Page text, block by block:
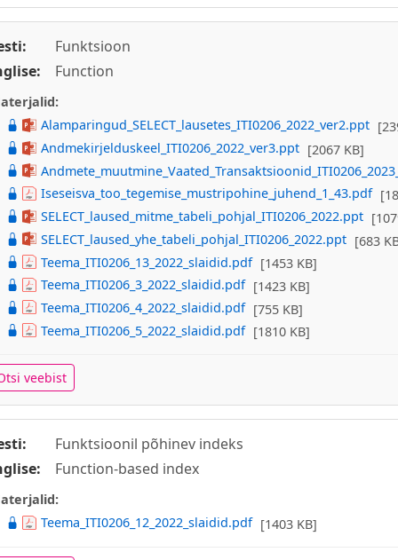
Funktsioon
Function
Alamparingud_SELECT_lausetes_ITI0206_2022_ver2.ppt
Andmekirjelduskeel_ITI0206_2022_ver3.ppt [2067 KB]
Iseseisva_too_tegemise_mustripohine_juhend_1_43.pdf
SELECT_laused_mitme_tabeli_pohjal_ITI0206_2022.ppt
SELECT_laused_yhe_tabeli_pohjal_ITI0206_2022.ppt [683
Teema_ITI0206_13_2022_slaidid.pdf [1453 KB]
Teema_ITI0206_3_2022_slaidid.pdf [1423 KB]
Teema_ITI0206_4_2022_slaidid.pdf [755 KB]
Teema_ITI0206_5_2022_slaidid.pdf [1810 KB]
veebist
Funktsioonil põhinev indeks
Function-based index
Teema_ITI0206_12_2022_slaidid.pdf [1403 KB]